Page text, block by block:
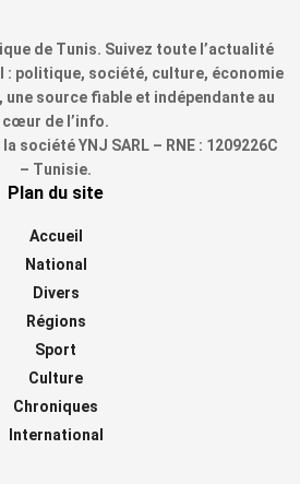
de Tunis. Suivez toute l’actualité
: politique, société, culture, économie
une source fiable et indépendante au
cœur de l’info.
société YNJ SARL – RNE : 1209226C
– Tunisie.
Plan du site
Accueil
National
Divers
Régions
Sport
Culture
Chroniques
International